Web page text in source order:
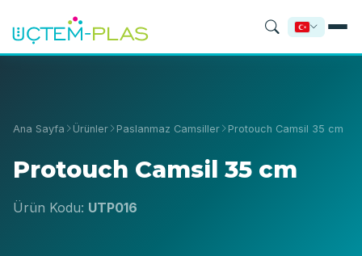
Ana Sayfa Ürünler Paslanmaz Camsiller Protouch Camsil 35 cm
Protouch Camsil 35 cm
Ürün Kodu: UTP016